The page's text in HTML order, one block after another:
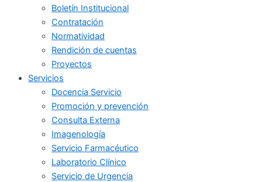
Boletín Institucional
Contratación
Normatividad
Rendición de cuentas
Proyectos
Servicios
Docencia Servicio
Promoción y prevención
Consulta Externa
Imagenología
Servicio Farmacéutico
Laboratorio Clínico
Servicio de Urgencia